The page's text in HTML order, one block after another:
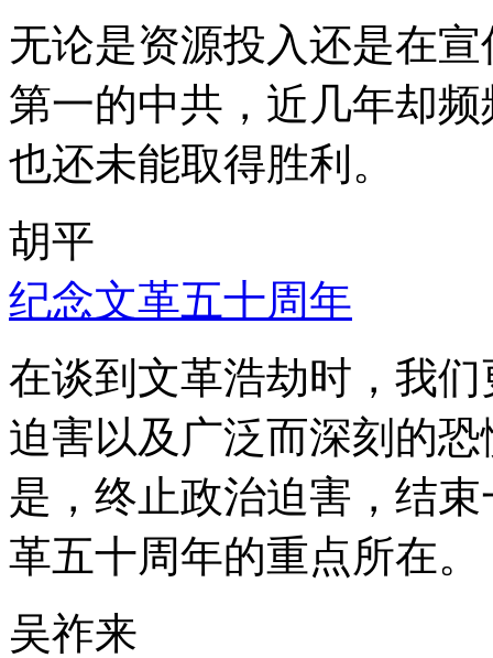
无论是资源投入还是在
第一的中共，近几年却
也还未能取得胜利。
胡平
纪念文革五十周年
在谈到文革浩劫时，我
迫害以及广泛而深刻的
是，终止政治迫害，结
革五十周年的重点所在。
吴祚来